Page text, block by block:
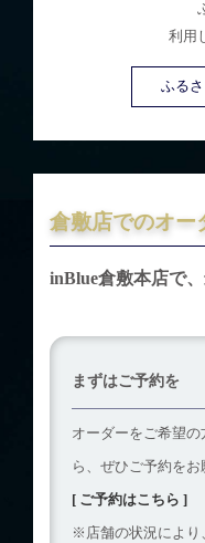
利用
ふる
倉敷店でのオー
inBlue倉敷本店で
まずはご予約を
オーダーをご希望
ら、ぜひご予約をお
[ ご予約はこちら ]
※店舗の状況により